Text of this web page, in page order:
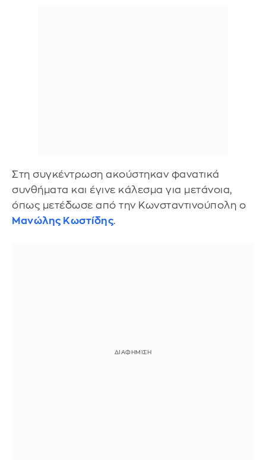
Στη συγκέντρωση ακούστηκαν φανατικά
συνθήματα και έγινε κάλεσμα για μετάνοια,
όπως μετέδωσε από την Κωνσταντινούπολη ο
Μανώλης Κωστίδης.